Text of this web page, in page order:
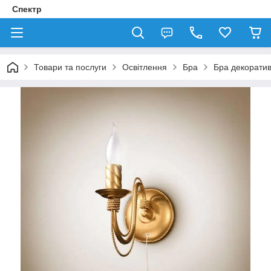
Спектр
Товари та послуги Освітлення Бра Бра